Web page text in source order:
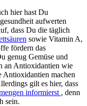
hier hast Du
aufwerten
dass Du die täglich
sowie Vitamin A,
fördern das
genug Gemüse und
an Antioxidantien wie
machen
gilt es hier, dass
informierst , denn
sein.